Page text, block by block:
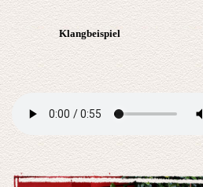
Klangbeispiel